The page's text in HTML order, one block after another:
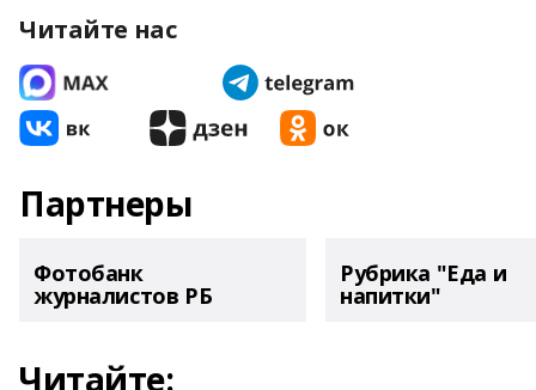
Читайте нас
Партнеры
Фотобанк
журналистов РБ
Рубрика "Еда и
напитки"
Читайте: